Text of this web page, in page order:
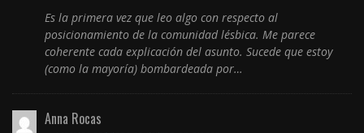
Es la primera vez que leo algo con respecto al
posicionamiento de la comunidad lésbica. Me parece
coherente cada explicación del asunto. Sucede que estoy
(como la mayoría) bombardeada por…
Anna Rocas